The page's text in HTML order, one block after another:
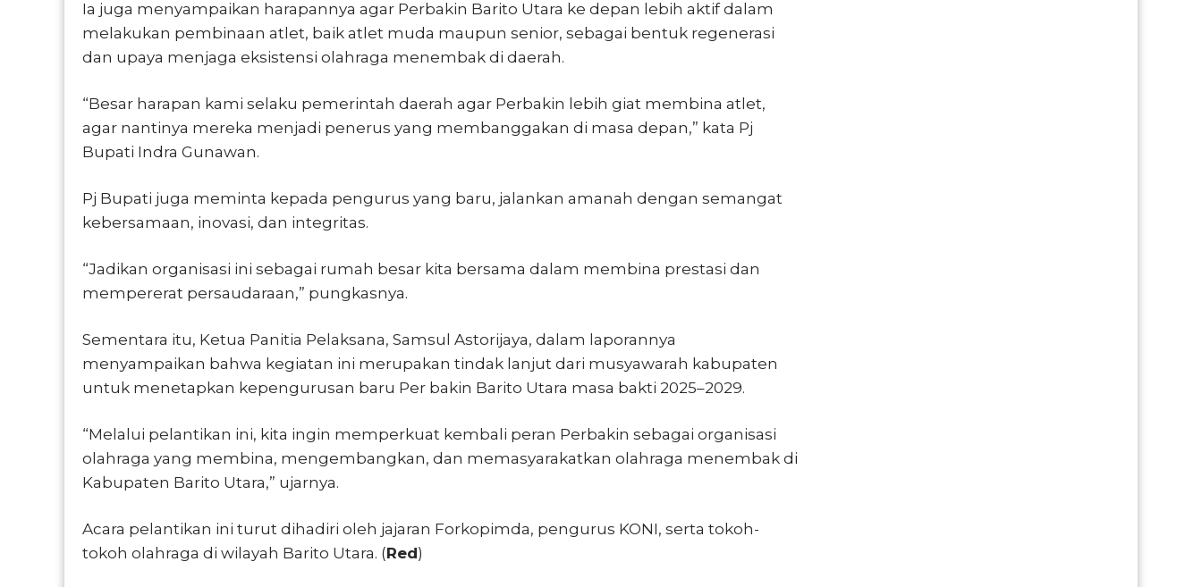
Ia juga menyampaikan harapannya agar Perbakin Barito Utara ke depan lebih aktif dalam
melakukan pembinaan atlet, baik atlet muda maupun senior, sebagai bentuk regenerasi
dan upaya menjaga eksistensi olahraga menembak di daerah.
“Besar harapan kami selaku pemerintah daerah agar Perbakin lebih giat membina atlet,
agar nantinya mereka menjadi penerus yang membanggakan di masa depan,” kata Pj
Bupati Indra Gunawan.
Pj Bupati juga meminta kepada pengurus yang baru, jalankan amanah dengan semangat
kebersamaan, inovasi, dan integritas.
“Jadikan organisasi ini sebagai rumah besar kita bersama dalam membina prestasi dan
mempererat persaudaraan,” pungkasnya.
Sementara itu, Ketua Panitia Pelaksana, Samsul Astorijaya, dalam laporannya
menyampaikan bahwa kegiatan ini merupakan tindak lanjut dari musyawarah kabupaten
untuk menetapkan kepengurusan baru Per bakin Barito Utara masa bakti 2025–2029.
“Melalui pelantikan ini, kita ingin memperkuat kembali peran Perbakin sebagai organisasi
olahraga yang membina, mengembangkan, dan memasyarakatkan olahraga menembak di
Kabupaten Barito Utara,” ujarnya.
Acara pelantikan ini turut dihadiri oleh jajaran Forkopimda, pengurus KONI, serta tokoh-
tokoh olahraga di wilayah Barito Utara. (Red)